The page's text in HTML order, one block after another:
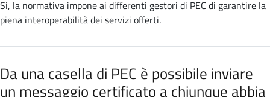
di
Elettronica
Certificata
Si, la normativa impone ai differenti gestori di PEC di garantire la
piena interoperabilità dei servizi offerti.
Da una casella di PEC è possibile inviare
un messaggio certificato a chiunque abbia